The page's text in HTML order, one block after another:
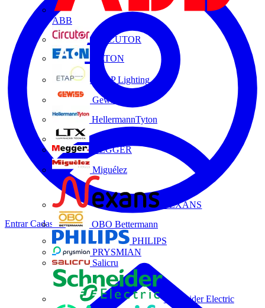
ABB
CIRCUTOR
EATON
ETAP Lighting
Gewiss
HellermannTyton
MEGGER
Miguélez
NEXANS
OBO Bettermann
PHILIPS
PRYSMIAN
Salicru
Schneider Electric
EntrarCadastrar